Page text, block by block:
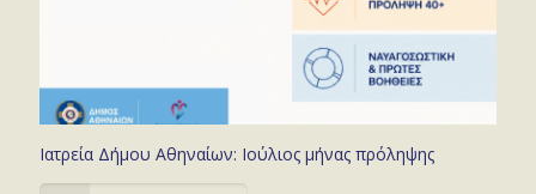
Ιατρεία Δήμου Αθηναίων: Ιούλιος μήνας πρόληψης